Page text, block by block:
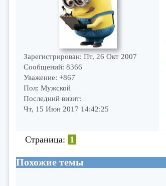
Зарегистрирован: Пт, 26 Окт 2007
Сообщений: 8366
Уважение: +867
Пол: Мужской
Последний визит:
Чт, 15 Июн 2017 14:42:25
Страница: 1
Похожие темы